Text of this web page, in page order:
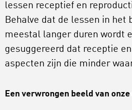
lessen receptief en
Behalve dat de lessen in het
meestal langer duren wordt
gesuggereerd dat receptie
aspecten zijn die minder
Een verwrongen beeld van